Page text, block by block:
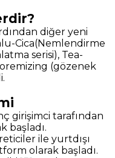
diğer yeni
Cica(Nemlendirme
serisi), Tea-
(gözenek
girişimci tarafından
başladı.
ile yurtdışı
olarak başladı.